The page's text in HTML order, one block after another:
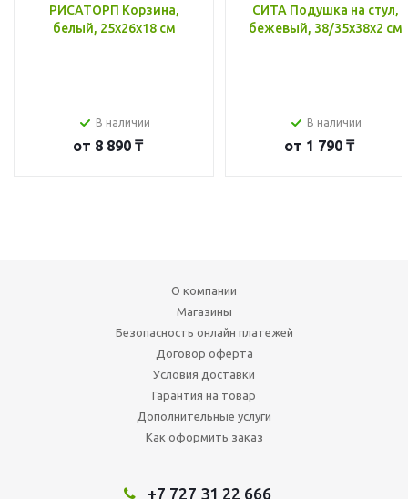
РИСАТОРП Корзина,
белый, 25x26x18 см
В наличии
от 8 890 ₸
СИТА Подушка на стул,
бежевый, 38/35x38x2 см
В наличии
от 1 790 ₸
О компании
Магазины
Безопасность онлайн платежей
Договор оферта
Условия доставки
Гарантия на товар
Дополнительные услуги
Как оформить заказ
+7 727 31 22 666